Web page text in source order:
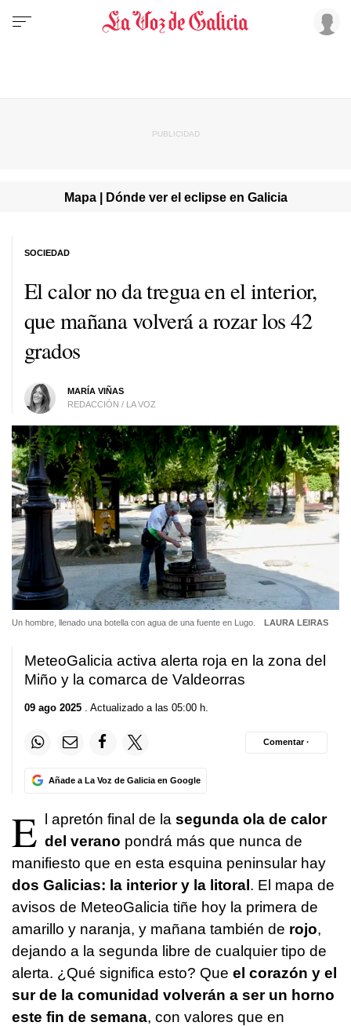
Mapa | Dónde ver el eclipse en Galicia
El calor no da tregua en el interior,
que mañana volverá a rozar los 42
grados
MARÍA VIÑAS
REDACCIÓN / LA VOZ
SOCIEDAD
Un hombre, llenado una botella con agua de una fuente en Lugo. LAURA LEIRAS
MeteoGalicia activa alerta roja en la zona del
Miño y la comarca de Valdeorras
09 ago 2025 . Actualizado a las 05:00 h.
Añade a La Voz de Galicia en Google
Comentar ·
E l apretón final de la segunda ola de calor
del verano pondrá más que nunca de
manifiesto que en esta esquina peninsular hay
dos Galicias: la interior y la litoral. El mapa de
avisos de MeteoGalicia tiñe hoy la primera de
amarillo y naranja, y mañana también de rojo,
dejando a la segunda libre de cualquier tipo de
alerta. ¿Qué significa esto? Que el corazón y el
sur de la comunidad volverán a ser un horno
este fin de semana, con valores que en